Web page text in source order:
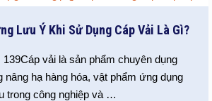
Lưu Ý Khi Sử Dụng Cáp Vải Là Gì?
139Cáp vải là sản phẩm chuyên dụng
nâng hạ hàng hóa, vật phẩm ứng dụng
trong công nghiệp và …